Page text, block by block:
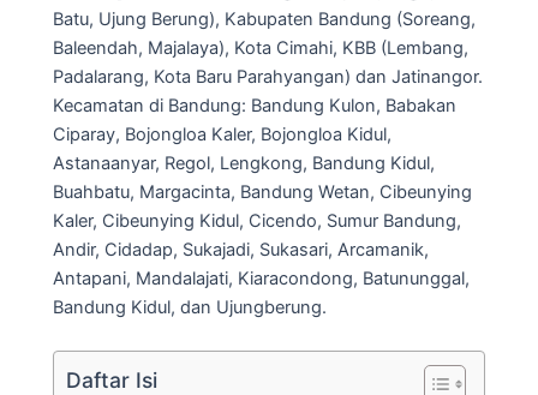
Batu, Ujung Berung), Kabupaten Bandung (Soreang,
Baleendah, Majalaya), Kota Cimahi, KBB (Lembang,
Padalarang, Kota Baru Parahyangan) dan Jatinangor.
Kecamatan di Bandung: Bandung Kulon, Babakan
Ciparay, Bojongloa Kaler, Bojongloa Kidul,
Astanaanyar, Regol, Lengkong, Bandung Kidul,
Buahbatu, Margacinta, Bandung Wetan, Cibeunying
Kaler, Cibeunying Kidul, Cicendo, Sumur Bandung,
Andir, Cidadap, Sukajadi, Sukasari, Arcamanik,
Antapani, Mandalajati, Kiaracondong, Batununggal,
Bandung Kidul, dan Ujungberung.
Daftar Isi